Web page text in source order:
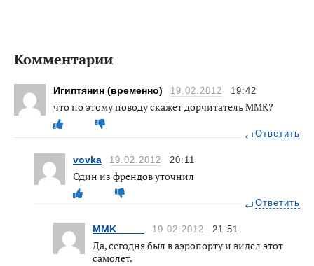
Комментарии
Игиптянин (временно) 19.02.2012 19:42
что по этому поводу скажет дорчитатель ММК?
Ответить
vovka 19.02.2012 20:11
Один из френдов уточнил
Ответить
MMK_____ 19.02.2012 21:51
Да, сегодня был в аэропорту и видел этот
самолет.